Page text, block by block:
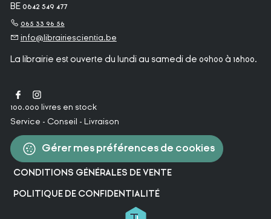
BE 0642 549 477
065 33 96 56
info@librairiescientia.be
La librairie est ouverte du lundi au samedi de 09h00 à 18h00.
100.000 livres en stock
Service - Conseil - Livraison
Gérer mes préférences de cookies
CONDITIONS GÉNÉRALES DE VENTE
POLITIQUE DE CONFIDENTIALITÉ